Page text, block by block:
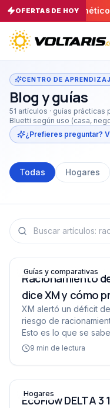
OFERTAS DE HOY
Magnético 30W
CENTRO DE
Blog y guías
51 artículos · guías prácticas
Bluetti según uso (casa,
¿Prefieres preguntar?
Todas Hogares
Racionamiento de
Guías y comparativas
Racionamiento
dice XM y cómo
XM alertó un déficit
riesgo de
Esto es lo que se
tu casa no la coja
9 min de lectura
EcoFlow DELTA 3
Hogares
EcoFlow DELTA
Tu
Vacío
Tu
carrito
está
vacío
Agrega
con el
botón
al
juntos.
productos